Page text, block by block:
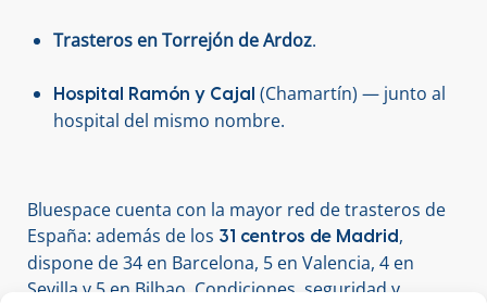
Trasteros en Torrejón de Ardoz.
Hospital Ramón y Cajal (Chamartín) — junto al
hospital del mismo nombre.
Bluespace cuenta con la mayor red de trasteros de
España: además de los 31 centros de Madrid ,
dispone de 34 en Barcelona, 5 en Valencia, 4 en
Sevilla y 5 en Bilbao. Condiciones, seguridad y